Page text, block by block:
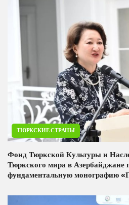
ТЮРКСКИЕ СТРАНЫ
Фонд Тюркской Культуры и
Тюркского мира в Азербайджане
фундаментальную монографию